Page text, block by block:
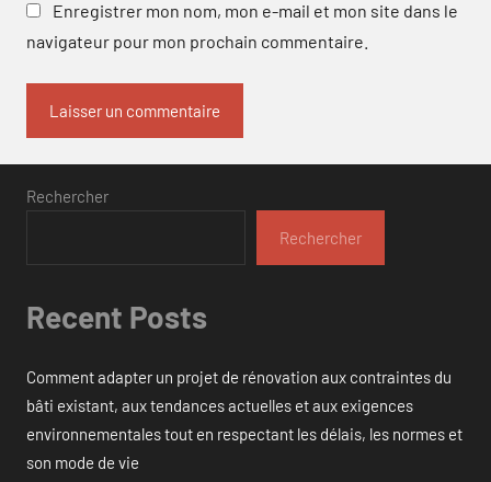
Enregistrer mon nom, mon e-mail et mon site dans le
navigateur pour mon prochain commentaire.
Rechercher
Rechercher
Recent Posts
Comment adapter un projet de rénovation aux contraintes du
bâti existant, aux tendances actuelles et aux exigences
environnementales tout en respectant les délais, les normes et
son mode de vie